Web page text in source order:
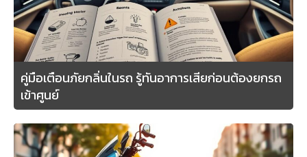
คู่มือเตือนภัยกลิ่นในรถ รู้ทันอาการเสียก่อนต้องยกรถ
เข้าศูนย์